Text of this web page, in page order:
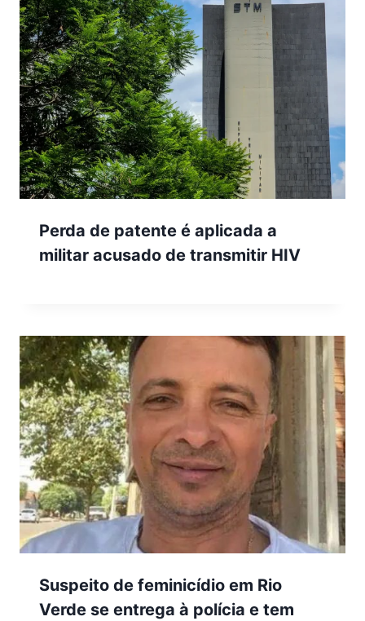
Perda de patente é aplicada a
militar acusado de transmitir HIV
Suspeito de feminicídio em Rio
Verde se entrega à polícia e tem